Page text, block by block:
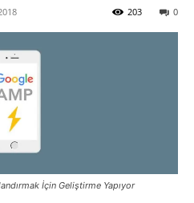
ve
Pazarlaması
0
203
İçin Geliştirme Yapıyor